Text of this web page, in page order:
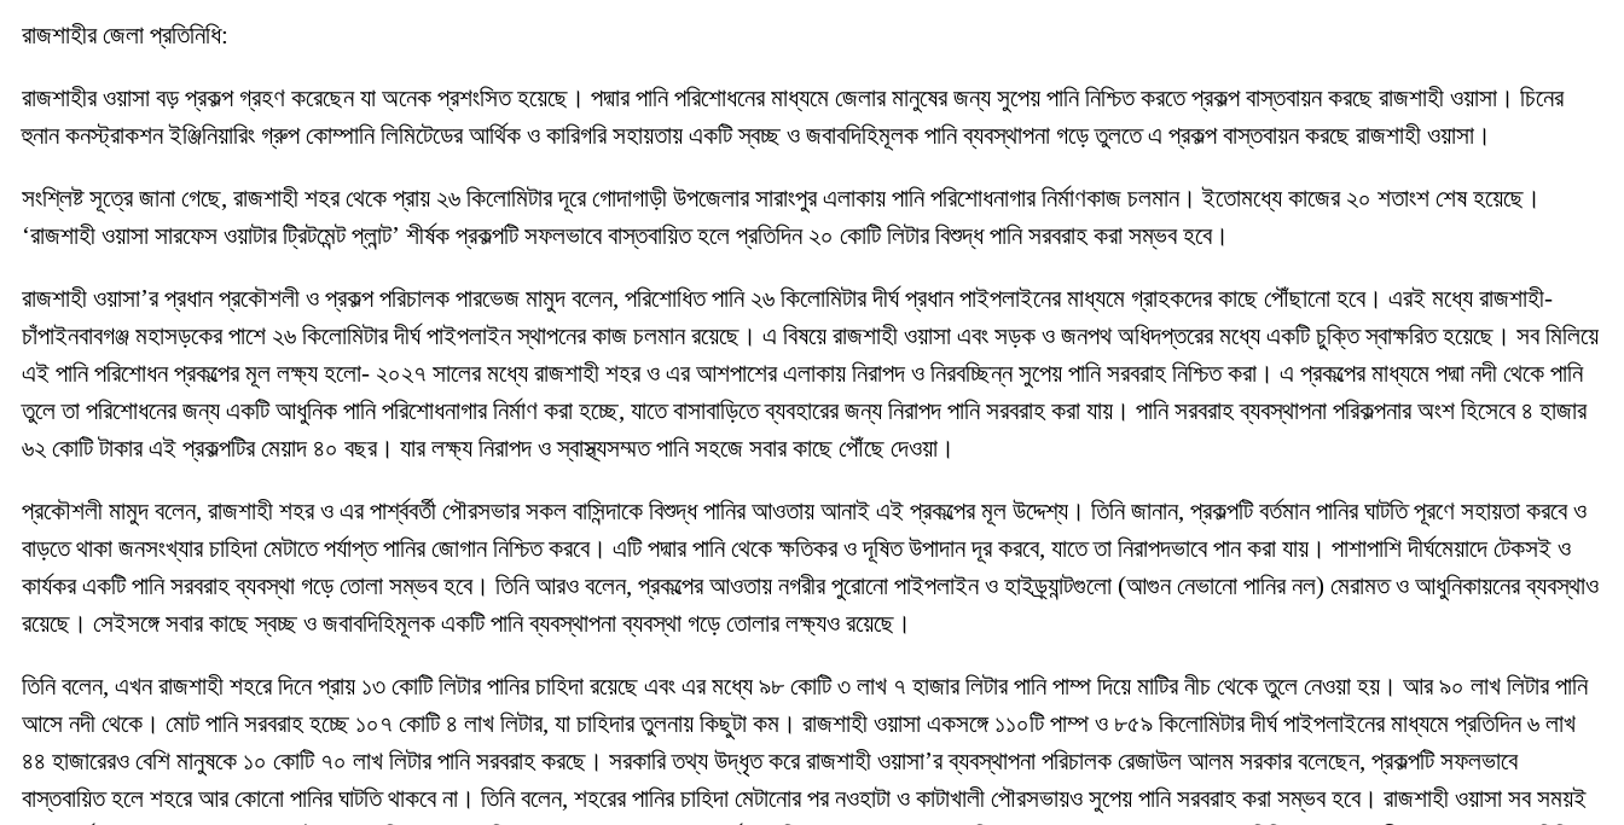
রাজশাহীর জেলা প্রতিনিধি:
রাজশাহীর ওয়াসা বড় প্রকল্প গ্রহণ করেছেন যা অনেক প্রশংসিত হয়েছে। পদ্মার পানি পরিশোধনের মাধ্যমে জেলার মানুষের জন্য সুপেয় পানি নিশ্চিত করতে প্রকল্প বাস্তবায়ন করছে রাজশাহী ওয়াসা। চিনের
হুনান কনস্ট্রাকশন ইঞ্জিনিয়ারিং গ্রুপ কোম্পানি লিমিটেডের আর্থিক ও কারিগরি সহায়তায় একটি স্বচ্ছ ও জবাবদিহিমূলক পানি ব্যবস্থাপনা গড়ে তুলতে এ প্রকল্প বাস্তবায়ন করছে রাজশাহী ওয়াসা।
সংশ্লিষ্ট সূত্রে জানা গেছে, রাজশাহী শহর থেকে প্রায় ২৬ কিলোমিটার দূরে গোদাগাড়ী উপজেলার সারাংপুর এলাকায় পানি পরিশোধনাগার নির্মাণকাজ চলমান। ইতোমধ্যে কাজের ২০ শতাংশ শেষ হয়েছে।
‘রাজশাহী ওয়াসা সারফেস ওয়াটার ট্রিটমেন্ট প্লান্ট’ শীর্ষক প্রকল্পটি সফলভাবে বাস্তবায়িত হলে প্রতিদিন ২০ কোটি লিটার বিশুদ্ধ পানি সরবরাহ করা সম্ভব হবে।
রাজশাহী ওয়াসা’র প্রধান প্রকৌশলী ও প্রকল্প পরিচালক পারভেজ মামুদ বলেন, পরিশোধিত পানি ২৬ কিলোমিটার দীর্ঘ প্রধান পাইপলাইনের মাধ্যমে গ্রাহকদের কাছে পৌঁছানো হবে। এরই মধ্যে রাজশাহী-
চাঁপাইনবাবগঞ্জ মহাসড়কের পাশে ২৬ কিলোমিটার দীর্ঘ পাইপলাইন স্থাপনের কাজ চলমান রয়েছে। এ বিষয়ে রাজশাহী ওয়াসা এবং সড়ক ও জনপথ অধিদপ্তরের মধ্যে একটি চুক্তি স্বাক্ষরিত হয়েছে। সব মিলিয়ে
এই পানি পরিশোধন প্রকল্পের মূল লক্ষ্য হলো- ২০২৭ সালের মধ্যে রাজশাহী শহর ও এর আশপাশের এলাকায় নিরাপদ ও নিরবচ্ছিন্ন সুপেয় পানি সরবরাহ নিশ্চিত করা। এ প্রকল্পের মাধ্যমে পদ্মা নদী থেকে পানি
তুলে তা পরিশোধনের জন্য একটি আধুনিক পানি পরিশোধনাগার নির্মাণ করা হচ্ছে, যাতে বাসাবাড়িতে ব্যবহারের জন্য নিরাপদ পানি সরবরাহ করা যায়। পানি সরবরাহ ব্যবস্থাপনা পরিকল্পনার অংশ হিসেবে ৪ হাজার
৬২ কোটি টাকার এই প্রকল্পটির মেয়াদ ৪০ বছর। যার লক্ষ্য নিরাপদ ও স্বাস্থ্যসম্মত পানি সহজে সবার কাছে পৌঁছে দেওয়া।
প্রকৌশলী মামুদ বলেন, রাজশাহী শহর ও এর পার্শ্ববর্তী পৌরসভার সকল বাসিন্দাকে বিশুদ্ধ পানির আওতায় আনাই এই প্রকল্পের মূল উদ্দেশ্য। তিনি জানান, প্রকল্পটি বর্তমান পানির ঘাটতি পূরণে সহায়তা করবে ও
বাড়তে থাকা জনসংখ্যার চাহিদা মেটাতে পর্যাপ্ত পানির জোগান নিশ্চিত করবে। এটি পদ্মার পানি থেকে ক্ষতিকর ও দূষিত উপাদান দূর করবে, যাতে তা নিরাপদভাবে পান করা যায়। পাশাপাশি দীর্ঘমেয়াদে টেকসই ও
কার্যকর একটি পানি সরবরাহ ব্যবস্থা গড়ে তোলা সম্ভব হবে। তিনি আরও বলেন, প্রকল্পের আওতায় নগরীর পুরোনো পাইপলাইন ও হাইড্র্যান্টগুলো (আগুন নেভানো পানির নল) মেরামত ও আধুনিকায়নের ব্যবস্থাও
রয়েছে। সেইসঙ্গে সবার কাছে স্বচ্ছ ও জবাবদিহিমূলক একটি পানি ব্যবস্থাপনা ব্যবস্থা গড়ে তোলার লক্ষ্যও রয়েছে।
তিনি বলেন, এখন রাজশাহী শহরে দিনে প্রায় ১৩ কোটি লিটার পানির চাহিদা রয়েছে এবং এর মধ্যে ৯৮ কোটি ৩ লাখ ৭ হাজার লিটার পানি পাম্প দিয়ে মাটির নীচ থেকে তুলে নেওয়া হয়। আর ৯০ লাখ লিটার পানি
আসে নদী থেকে। মোট পানি সরবরাহ হচ্ছে ১০৭ কোটি ৪ লাখ লিটার, যা চাহিদার তুলনায় কিছুটা কম। রাজশাহী ওয়াসা একসঙ্গে ১১০টি পাম্প ও ৮৫৯ কিলোমিটার দীর্ঘ পাইপলাইনের মাধ্যমে প্রতিদিন ৬ লাখ
৪৪ হাজারেরও বেশি মানুষকে ১০ কোটি ৭০ লাখ লিটার পানি সরবরাহ করছে। সরকারি তথ্য উদ্ধৃত করে রাজশাহী ওয়াসা’র ব্যবস্থাপনা পরিচালক রেজাউল আলম সরকার বলেছেন, প্রকল্পটি সফলভাবে
বাস্তবায়িত হলে শহরে আর কোনো পানির ঘাটতি থাকবে না। তিনি বলেন, শহরের পানির চাহিদা মেটানোর পর নওহাটা ও কাটাখালী পৌরসভায়ও সুপেয় পানি সরবরাহ করা সম্ভব হবে। রাজশাহী ওয়াসা সব সময়ই